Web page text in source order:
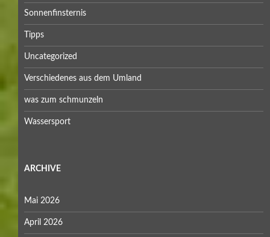
Sonnenfinsternis
Tipps
Uncategorized
Verschiedenes aus dem Umland
was zum schmunzeln
Wassersport
ARCHIVE
Mai 2026
April 2026